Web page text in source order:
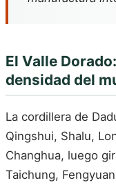
El Valle
densidad del
La cordillera de
Qingshui, Shalu,
Changhua, luego
Taichung,